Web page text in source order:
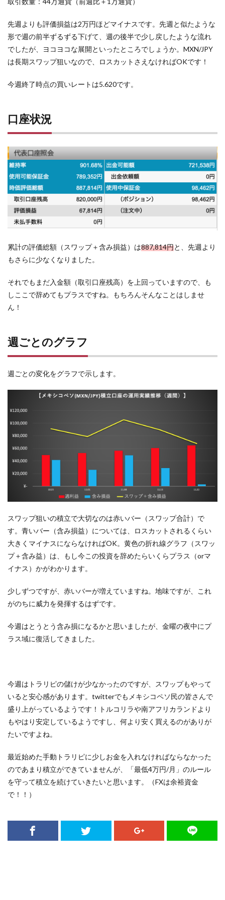
先週よりも評価損益は2万円ほどマイナスです。先週と似たような
形で週の前半ずるずる下げて、週の後半で少し戻したような流れ
でしたが、ヨコヨコな展開といったところでしょうか。MXN/JPY
は長期スワップ狙いなので、ロスカットさえなければOKです！
今週終了時点の買いレートは5.620です。
口座状況
累計の評価総額（スワップ＋含み損益）は887,814円と、先週より
もさらに少なくなりました。
それでもまだ入金額（取引口座残高）を上回っていますので、も
しここで辞めてもプラスですね。もちろんそんなことはしませ
ん！
週ごとのグラフ
週ごとの変化をグラフで示します。
スワップ狙いの積立で大切なのは赤いバー（スワップ合計）で
す。青いバー（含み損益）については、ロスカットされるくらい
大きくマイナスにならなければOK。黄色の折れ線グラフ（スワッ
プ＋含み益）は、もし今この投資を辞めたらいくらプラス（orマ
イナス）かがわかります。
少しずつですが、赤いバーが増えていますね。地味ですが、これ
がのちに威力を発揮するはずです。
今週はとうとう含み損になるかと思いましたが、金曜の夜中にプ
ラス域に復活してきました。
今週はトラリピの儲けが少なかったのですが、スワップもやって
いると安心感があります。twitterでもメキシコペソ民の皆さんで
盛り上がっているようです！トルコリラや南アフリカランドより
もやはり安定しているようですし、何より安く買えるのがありが
たいですよね。
最近始めた手動トラリピに少しお金を入れなければならなかった
のであまり積立ができていませんが、「最低4万円/月」のルール
を守って積立を続けていきたいと思います。（FXは余裕資金
で！！）